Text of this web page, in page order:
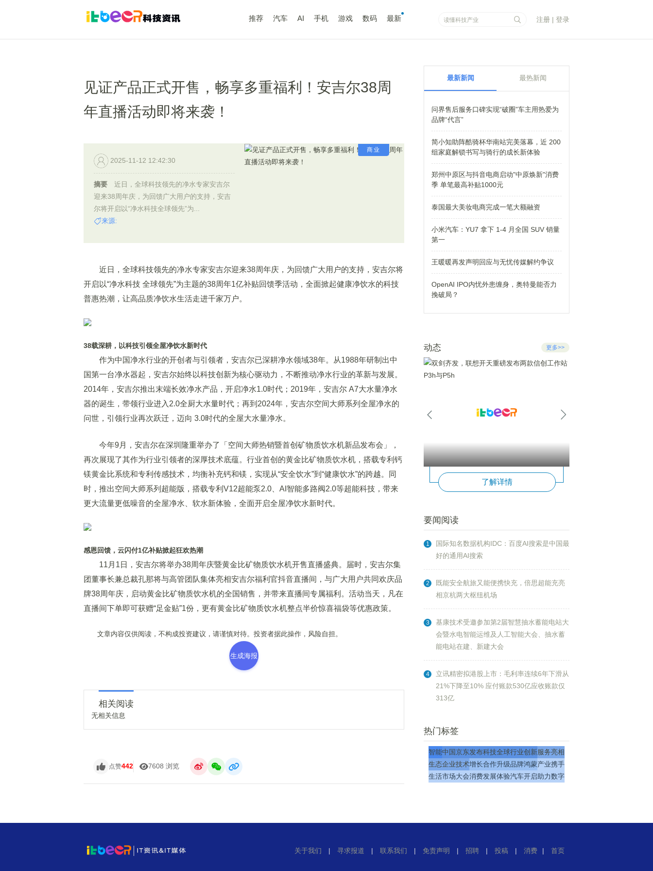
推荐 汽车 AI 手机 游戏 数码 最新 注册 | 登录
见证产品正式开售，畅享多重福利！安吉尔38周
年直播活动即将来袭！
商业
2025-11-12 12:42:30
摘要
近日，全球科技领先的净水专家安吉尔
迎来38周年庆，为回馈广大用户的支持，安吉
尔将开启以“净水科技全球领先”为...
来源:
近日，全球科技领先的净水专家安吉尔迎来38周年庆，为回馈广大用户的支持，安吉尔将
开启以“净水科技 全球领先”为主题的38周年1亿补贴回馈季活动，全面掀起健康净饮水的科技
普惠热潮，让高品质净饮水生活走进千家万户。
38载深耕，以科技引领全屋净饮水新时代
作为中国净水行业的开创者与引领者，安吉尔已深耕净水领域38年。从1988年研制出中
国第一台净水器起，安吉尔始终以科技创新为核心驱动力，不断推动净水行业的革新与发展。
2014年，安吉尔推出末端长效净水产品，开启净水1.0时代；2019年，安吉尔 A7大水量净水
器的诞生，带领行业进入2.0全厨大水量时代；再到2024年，安吉尔空间大师系列全屋净水的
问世，引领行业再次跃迁，迈向 3.0时代的全屋大水量净水。
今年9月，安吉尔在深圳隆重举办了「空间大师热销暨首创矿物质饮水机新品发布会」，
再次展现了其作为行业引领者的深厚技术底蕴。行业首创的黄金比矿物质饮水机，搭载专利钙
镁黄金比系统和专利传感技术，均衡补充钙和镁，实现从“安全饮水”到“健康饮水”的跨越。同
时，推出空间大师系列超能版，搭载专利V12超能泵2.0、AI智能多路阀2.0等超能科技，带来
更大流量更低噪音的全屋净水、软水新体验，全面开启全屋净饮水新时代。
感恩回馈，云闪付1亿补贴掀起狂欢热潮
11月1日，安吉尔将举办38周年庆暨黄金比矿物质饮水机开售直播盛典。届时，安吉尔集
团董事长兼总裁孔那将与高管团队集体亮相安吉尔福利官抖音直播间，与广大用户共同欢庆品
牌38周年庆，启动黄金比矿物质饮水机的全国销售，并带来直播间专属福利。活动当天，凡在
直播间下单即可获赠“足金贴”1份，更有黄金比矿物质饮水机整点半价惊喜福袋等优惠政策。
文章内容仅供阅读，不构成投资建议，请谨慎对待。投资者据此操作，风险自担。
生成海报
相关阅读
无相关信息
点赞442 7608 浏览
最新新闻 最热新闻
问界售后服务口碑实现“破圈”车主用热爱为
品牌“代言”
简小知助阵酷骑杯华南站完美落幕，近 200
组家庭解锁书写与骑行的成长新体验
郑州中原区与抖音电商启动"中原焕新"消费
季 单笔最高补贴1000元
泰国最大美妆电商完成一笔大额融资
小米汽车：YU7 拿下 1-4 月全国 SUV 销量
第一
王暖暖再发声明回应与无忧传媒解约争议
OpenAI IPO内忧外患缠身，奥特曼能否力
挽破局？
动态 更多>>
了解详情
要闻阅读
1
国际知名数据机构IDC：百度AI搜索是中国最
好的通用AI搜索
2
既能安全航旅又能便携快充，倍思超能充亮
相京杭两大枢纽机场
3
基康技术受邀参加第2届智慧抽水蓄能电站大
会暨水电智能运维及人工智能大会、抽水蓄
能电站在建、新建大会
4
立讯精密拟港股上市：毛利率连续6年下滑从
21%下降至10% 应付账款530亿应收账款仅
313亿
热门标签
智能中国京东发布科技全球行业创新服务亮相
生态企业技术增长合作升级品牌鸿蒙产业携手
生活市场大会消费发展体验汽车开启助力数字
关于我们 | 寻求报道 | 联系我们 | 免责声明 | 招聘 | 投稿 | 消费 | 首页